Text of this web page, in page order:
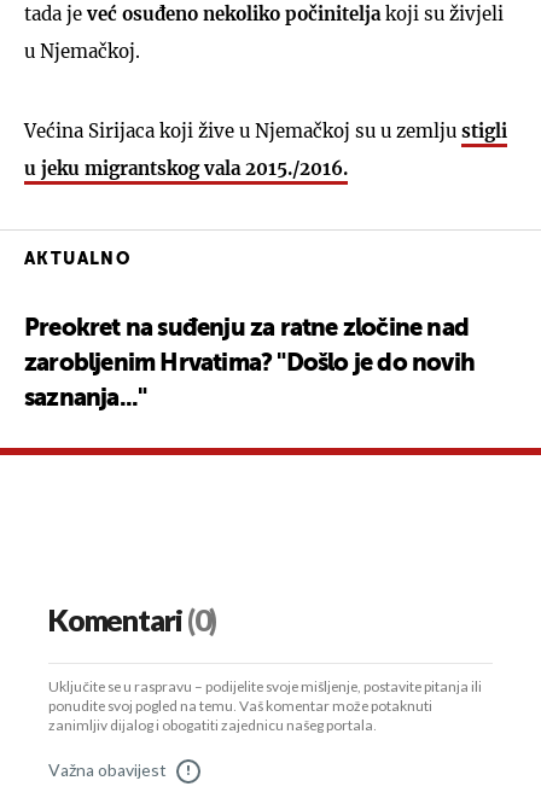
tada jeveć osuđeno nekoliko počinitelja koji su živjeli
u Njemačkoj.
Većina Sirijaca koji žive u Njemačkoj su u zemlju stigli
u jeku migrantskog vala 2015./2016.
AKTUALNO
Preokret na suđenju za ratne zločine nad
zarobljenim Hrvatima? "Došlo je do novih
saznanja..."
Komentari(0)
Uključite se u raspravu – podijelite svoje mišljenje, postavite pitanja ili
ponudite svoj pogled na temu. Vaš komentar može potaknuti
zanimljiv dijalog i obogatiti zajednicu našeg portala.
Važna obavijest !